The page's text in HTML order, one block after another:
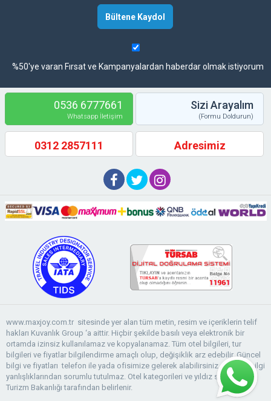
%50'ye varan Fırsat ve Kampanyalardan haberdar olmak istiyorum
0536 6777661
Whatsapp İletişim
Sizi Arayalım
(Formu Doldurun)
0312 2857111 Adresimiz
www.maxjoy.com.tr sitesinde yer alan tüm metin, resim ve içeriklerin telif
hakları Kuvanlık Group ‘a aittir. Hiçbir şekilde basılı veya elektronik bir
ortamda izinsiz kullanılamaz ve kopyalanamaz. Tüm otel bilgileri, tur
bilgileri ve fiyatlar bilgilendirme amaçlı olup, değişiklik arz edebilir. Güncel
bilgi ve fiyatları telefon ile yada ofisimize gelerek alabilirsiniz. Fiyat ve bilgi
yanlışlıklarından sorumlu tutulmaz. Otel kategorileri ve yıldız sayıları T.C.
Turizm Bakanlığı tarafından belirlenir.